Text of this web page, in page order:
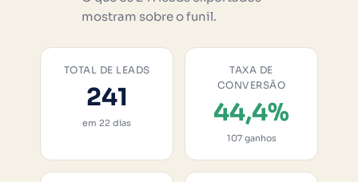
mostram sobre o funil.
TOTAL DE LEADS
241
em 22 dias
TAXA DE
CONVERSÃO
44,4%
107 ganhos